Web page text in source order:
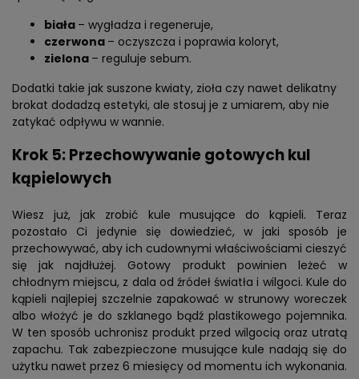
biała – wygładza i regeneruje,
czerwona – oczyszcza i poprawia koloryt,
zielona – reguluje sebum.
Dodatki takie jak suszone kwiaty, zioła czy nawet delikatny
brokat dodadzą estetyki, ale stosuj je z umiarem, aby nie
zatykać odpływu w wannie.
Krok 5: Przechowywanie gotowych kul
kąpielowych
Wiesz już, jak zrobić kule musujące do kąpieli. Teraz
pozostało Ci jedynie się dowiedzieć, w jaki sposób je
przechowywać, aby ich cudownymi właściwościami cieszyć
się jak najdłużej. Gotowy produkt powinien leżeć w
chłodnym miejscu, z dala od źródeł światła i wilgoci. Kule do
kąpieli najlepiej szczelnie zapakować w strunowy woreczek
albo włożyć je do szklanego bądź plastikowego pojemnika.
W ten sposób uchronisz produkt przed wilgocią oraz utratą
zapachu. Tak zabezpieczone musujące kule nadają się do
użytku nawet przez 6 miesięcy od momentu ich wykonania.